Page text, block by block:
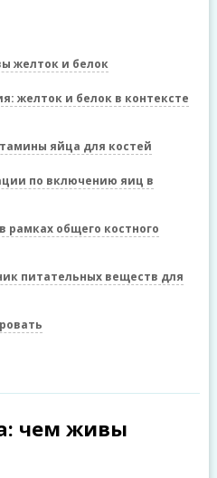
желток и белок
желток и белок в контексте
яйца для костей
по включению яиц в
рамках общего костного
питательных веществ для
чем живы